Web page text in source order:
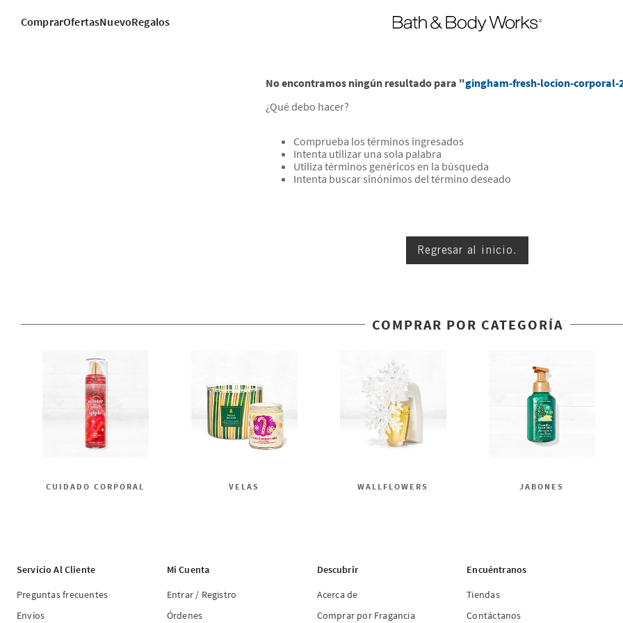
ComprarOfertasNuevoRegalos
No encontramos ningún resultado para "gingham-fresh-locion-corporal-
¿Qué debo hacer?
Comprueba los términos ingresados
Intenta utilizar una sola palabra
Utiliza términos genéricos en la búsqueda
Intenta buscar sinónimos del término deseado
Regresar al inicio.
COMPRAR POR CATEGORÍA
CUIDADO CORPORAL VELAS WALLFLOWERS JABONES
Servicio Al Cliente
Preguntas frecuentes
Envíos
Mi Cuenta
Entrar / Registro
Órdenes
Descubrir
Acerca de
Comprar por Fragancia
Encuéntranos
Tiendas
Contáctanos